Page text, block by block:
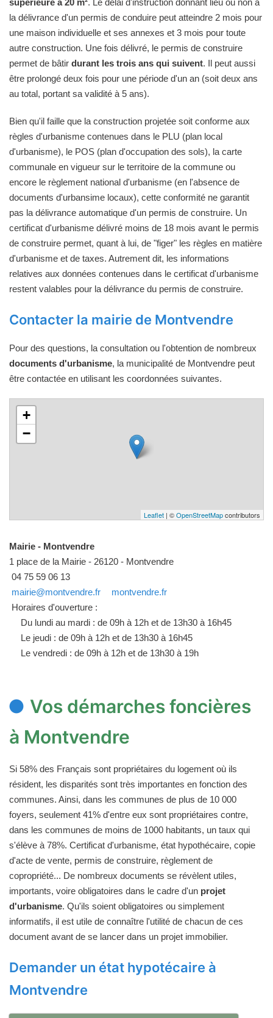
la délivrance d'un permis de conduire peut atteindre 2 mois pour
une maison individuelle et ses annexes et 3 mois pour toute
autre construction. Une fois délivré, le permis de construire
permet de bâtir durant les trois ans qui suivent. Il peut aussi
être prolongé deux fois pour une période d'un an (soit deux ans
au total, portant sa validité à 5 ans).
Bien qu'il faille que la construction projetée soit conforme aux
règles d'urbanisme contenues dans le PLU (plan local
d'urbanisme), le POS (plan d'occupation des sols), la carte
communale en vigueur sur le territoire de la commune ou
encore le règlement national d'urbanisme (en l'absence de
documents d'urbansime locaux), cette conformité ne garantit
pas la délivrance automatique d'un permis de construire. Un
certificat d'urbanisme délivré moins de 18 mois avant le permis
de construire permet, quant à lui, de "figer" les règles en matière
d'urbanisme et de taxes. Autrement dit, les informations
relatives aux données contenues dans le certificat d'urbanisme
restent valables pour la délivrance du permis de construire.
Contacter la mairie de Montvendre
Pour des questions, la consultation ou l'obtention de nombreux
documents d'urbanisme, la municipalité de Montvendre peut
être contactée en utilisant les coordonnées suivantes.
+
−
Leaflet | ©OpenStreetMapcontributors
Mairie - Montvendre
1 place de la Mairie - 26120 - Montvendre
04 75 59 06 13
mairie@montvendre.fr
montvendre.fr
Horaires d'ouverture :
Du lundi au mardi : de 09h à 12h et de 13h30 à 16h45
Le jeudi : de 09h à 12h et de 13h30 à 16h45
Le vendredi : de 09h à 12h et de 13h30 à 19h
Vos démarches foncières
à Montvendre
Si 58% des Français sont propriétaires du logement où ils
résident, les disparités sont très importantes en fonction des
communes. Ainsi, dans les communes de plus de 10 000
foyers, seulement 41% d'entre eux sont propriétaires contre,
dans les communes de moins de 1000 habitants, un taux qui
s'élève à 78%. Certificat d'urbanisme, état hypothécaire, copie
d'acte de vente, permis de construire, règlement de
copropriété... De nombreux documents se révèlent utiles,
importants, voire obligatoires dans le cadre d'un projet
d'urbanisme. Qu'ils soient obligatoires ou simplement
informatifs, il est utile de connaître l'utilité de chacun de ces
document avant de se lancer dans un projet immobilier.
Demander un état hypotécaire à
Montvendre